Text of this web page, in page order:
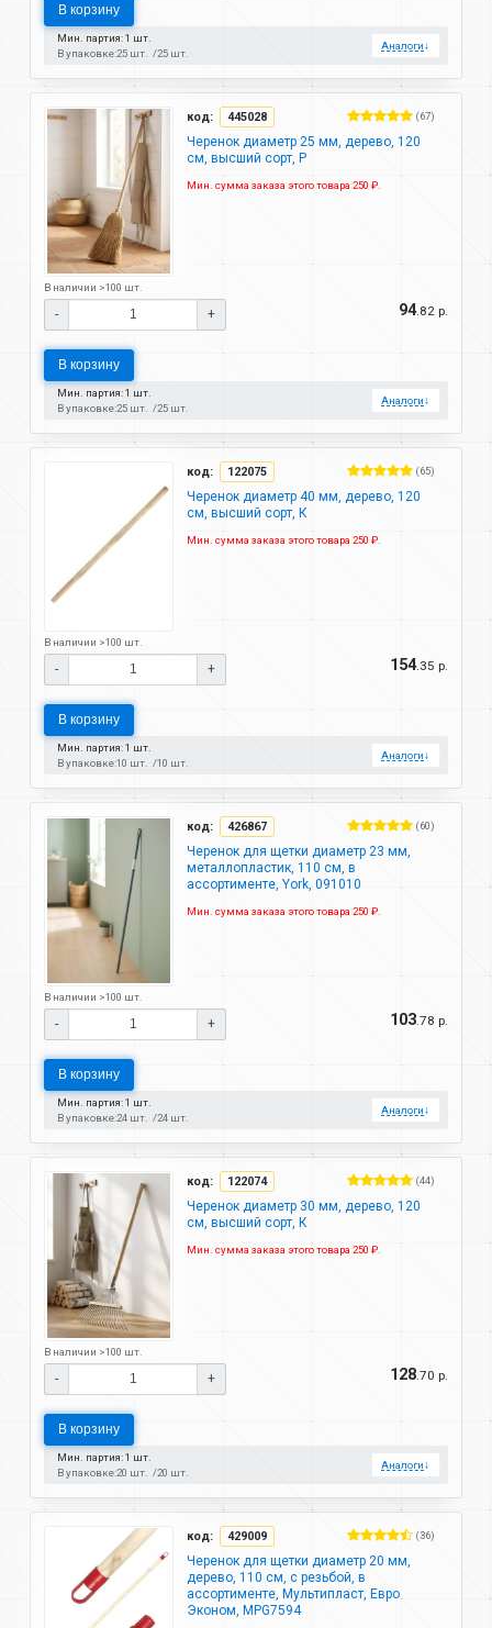
В корзину
Мин. партия: 1 шт.
В упаковке:25 шт. 25 шт.
Аналоги↓
код: 445028 (67)
Черенок диаметр 25 мм, дерево, 120
см, высший сорт, Р
Мин. сумма заказа этого товара 250 ₽.
В наличии >100 шт.
- + 94.82 р.
В корзину
Мин. партия: 1 шт.
В упаковке:25 шт. 25 шт.
Аналоги↓
код: 122075 (65)
Черенок диаметр 40 мм, дерево, 120
см, высший сорт, К
Мин. сумма заказа этого товара 250 ₽.
В наличии >100 шт.
- + 154.35 р.
В корзину
Мин. партия: 1 шт.
В упаковке:10 шт. 10 шт.
Аналоги↓
код: 426867 (60)
Черенок для щетки диаметр 23 мм,
металлопластик, 110 см, в
ассортименте, York, 091010
Мин. сумма заказа этого товара 250 ₽.
В наличии >100 шт.
- + 103 .78 р.
В корзину
Мин. партия: 1 шт.
В упаковке:24 шт. 24 шт.
Аналоги↓
код: 122074 (44)
Черенок диаметр 30 мм, дерево, 120
см, высший сорт, К
Мин. сумма заказа этого товара 250 ₽.
В наличии >100 шт.
- + 128 .70 р.
В корзину
Мин. партия: 1 шт.
В упаковке:20 шт. 20 шт.
Аналоги↓
код: 429009 (36)
Черенок для щетки диаметр 20 мм,
дерево, 110 см, с резьбой, в
ассортименте, Мультипласт, Евро
Эконом, MPG7594